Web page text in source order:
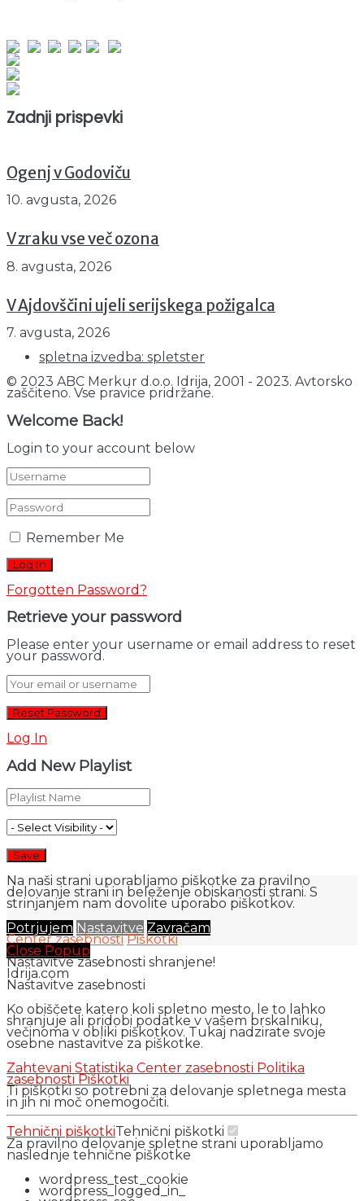
Zadnji prispevki
Ogenj v Godoviču
10. avgusta, 2026
V zraku vse več ozona
8. avgusta, 2026
V Ajdovščini ujeli serijskega požigalca
7. avgusta, 2026
spletna izvedba: spletster
© 2023 ABC Merkur d.o.o. Idrija, 2001 - 2023. Avtorsko
zaščiteno. Vse pravice pridržane.
Welcome Back!
Login to your account below
Remember Me
Forgotten Password?
Retrieve your password
Please enter your username or email address to reset
your password.
Log In
Add New Playlist
Na naši strani uporabljamo piškotke za pravilno
delovanje strani in beleženje obiskanosti strani. S
strinjanjem nam dovolite uporabo piškotkov.
Potrjujem Nastavitve Zavračam
Center zasebnosti Piškotki
Close Popup
Nastavitve zasebnosti shranjene!
Idrija.com
Nastavitve zasebnosti
Ko obiščete katero koli spletno mesto, le to lahko
shranjuje ali pridobi podatke v vašem brskalniku,
večinoma v obliki piškotkov. Tukaj nadzirate svoje
osebne nastavitve za piškotke.
Zahtevani Statistika Center zasebnosti Politika
zasebnostiPiškotki
Ti piškotki so potrebni za delovanje spletnega mesta
in jih ni moč onemogočiti.
Tehnični piškotkiTehnični piškotki
Za pravilno delovanje spletne strani uporabljamo
naslednje tehnične piškotke
wordpress_test_cookie
wordpress_logged_in_